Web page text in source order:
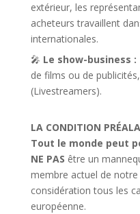
extérieur, les
acheteurs travaillent
internationales.
🎤 Le show-business :
de films ou de
(Livestreamers).
LA CONDITION
Tout le monde peut
NE PAS être un
membre actuel de
considération tous les
européenne.